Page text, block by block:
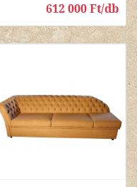
612 000 Ft/db